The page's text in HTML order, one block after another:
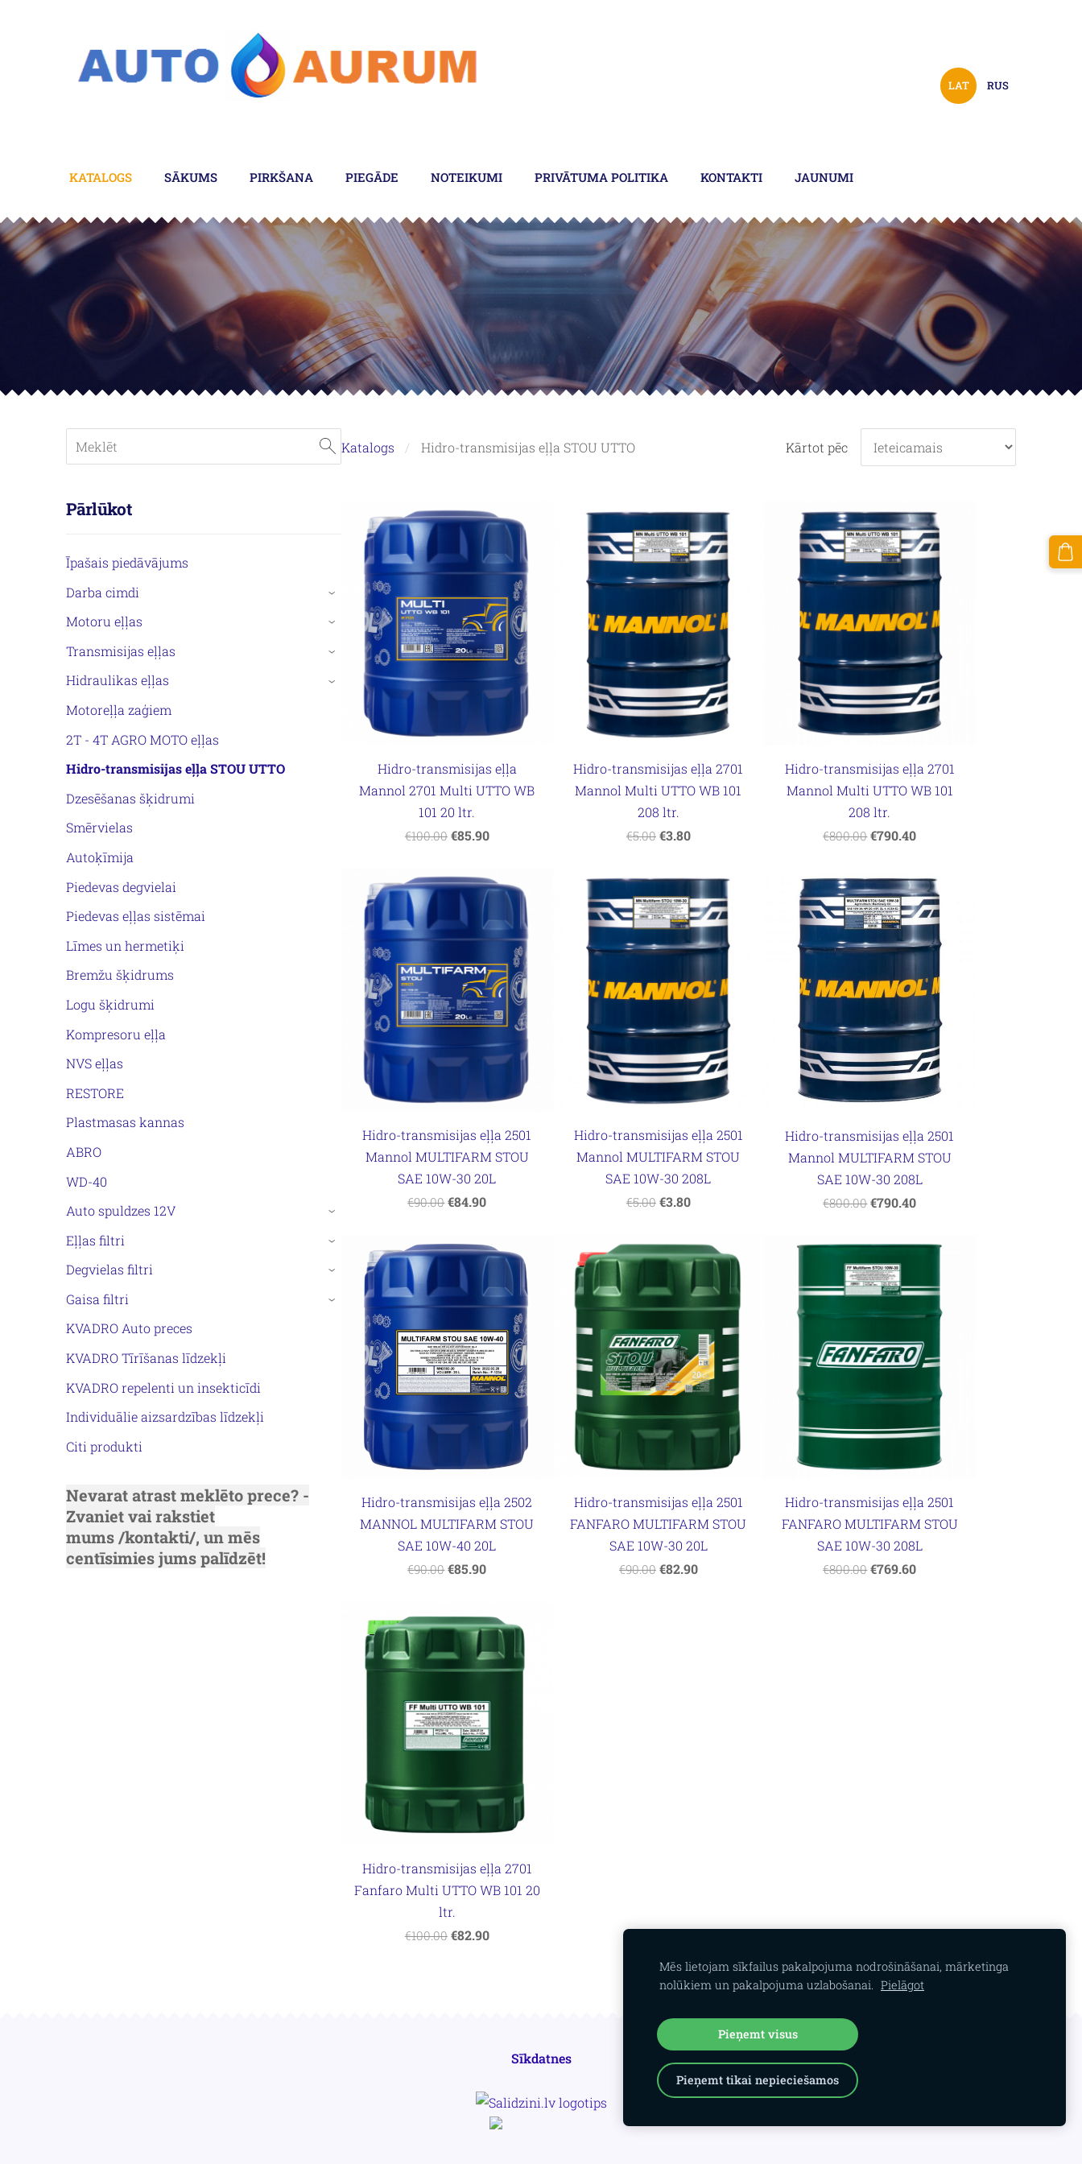
KATALOGS SĀKUMS PIRKŠANA PIEGĀDE NOTEIKUMI PRIVĀTUMA POLITIKA KONTAKTI JAUNUMI
LAT RUS
Pārlūkot
Īpašais piedāvājums
Darba cimdi
›
Motoru eļļas ›
Transmisijas eļļas ›
Hidraulikas eļļas ›
Motoreļļa zaģiem
2T - 4T AGRO MOTO eļļas
Hidro-transmisijas eļļa STOU UTTO
Dzesēšanas šķidrumi
Smērvielas
Autoķīmija
Piedevas degvielai
Piedevas eļļas sistēmai
Līmes un hermetiķi
Bremžu šķidrums
Logu šķidrumi
Kompresoru eļļa
NVS eļļas
RESTORE
Plastmasas kannas
ABRO
WD-40
Auto spuldzes 12V
›
Eļļas filtri ›
Degvielas filtri ›
Gaisa filtri ›
KVADRO Auto preces
KVADRO Tīrīšanas līdzekļi
KVADRO repelenti un insekticīdi
Individuālie aizsardzības līdzekļi
Citi produkti
Nevarat atrast meklēto prece? -
Zvaniet vai rakstiet
mums/kontakti/, un mēs
centīsimies jums palīdzēt!
Katalogs Hidro-transmisijas eļļa STOU UTTO Kārtot pēc
Hidro-transmisijas eļļa
Mannol 2701 Multi UTTO WB
101 20 ltr.
€100.00 €85.90
Hidro-transmisijas eļļa 2701
Mannol Multi UTTO WB 101
208 ltr.
€5.00 €3.80
Hidro-transmisijas eļļa 2701
Mannol Multi UTTO WB 101
208 ltr.
€800.00 €790.40
Hidro-transmisijas eļļa 2501
Mannol MULTIFARM STOU
SAE 10W-30 20L
€90.00 €84.90
Hidro-transmisijas eļļa 2501
Mannol MULTIFARM STOU
SAE 10W-30 208L
€5.00 €3.80
Hidro-transmisijas eļļa 2501
Mannol MULTIFARM STOU
SAE 10W-30 208L
€800.00 €790.40
Hidro-transmisijas eļļa 2502
MANNOL MULTIFARM STOU
SAE 10W-40 20L
€90.00 €85.90
Hidro-transmisijas eļļa 2501
FANFARO MULTIFARM STOU
SAE 10W-30 20L
€90.00 €82.90
Hidro-transmisijas eļļa 2501
FANFARO MULTIFARM STOU
SAE 10W-30 208L
€800.00 €769.60
Hidro-transmisijas eļļa 2701
Fanfaro Multi UTTO WB 101 20
ltr.
€100.00 €82.90
Sīkdatnes
Mēs lietojam sīkfailus pakalpojuma nodrošināšanai, mārketinga
nolūkiem un pakalpojuma uzlabošanai. Pielāgot
Pieņemt visus
Pieņemt tikai nepieciešamos